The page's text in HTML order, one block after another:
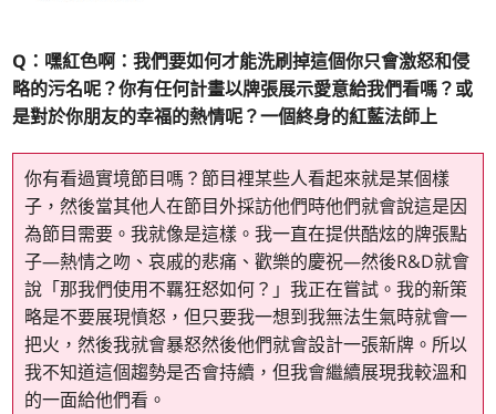
Q：嘿紅色啊：我們要如何才能洗刷掉這個你只會激怒和侵
略的污名呢？你有任何計畫以牌張展示愛意給我們看嗎？或
是對於你朋友的幸福的熱情呢？一個終身的紅藍法師上
你有看過實境節目嗎？節目裡某些人看起來就是某個樣
子，然後當其他人在節目外採訪他們時他們就會說這是因
為節目需要。我就像是這樣。我一直在提供酷炫的牌張點
子—熱情之吻、哀戚的悲痛、歡樂的慶祝—然後R&D就會
說「那我們使用不羈狂怒如何？」我正在嘗試。我的新策
略是不要展現憤怒，但只要我一想到我無法生氣時就會一
把火，然後我就會暴怒然後他們就會設計一張新牌。所以
我不知道這個趨勢是否會持續，但我會繼續展現我較溫和
的一面給他們看。